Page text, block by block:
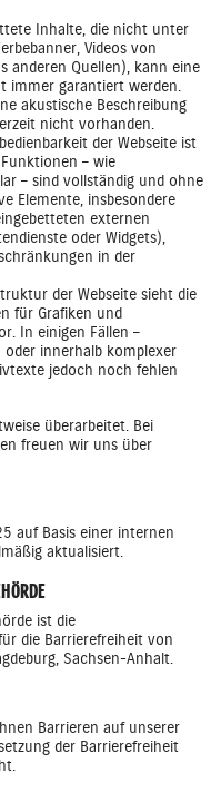
Inhalte, die nicht unter
Videos von
anderen Quellen), kann eine
immer garantiert werden.
akustische Beschreibung
nicht vorhanden.
der Webseite ist
– wie
– sind vollständig und ohne
Elemente, insbesondere
externen
oder Widgets),
in der
der Webseite sieht die
für Grafiken und
In einigen Fällen –
innerhalb komplexer
jedoch noch fehlen
überarbeitet. Bei
freuen wir uns über
auf Basis einer internen
aktualisiert.
ist die
die Barrierefreiheit von
Sachsen-Anhalt.
Barrieren auf unserer
der Barrierefreiheit